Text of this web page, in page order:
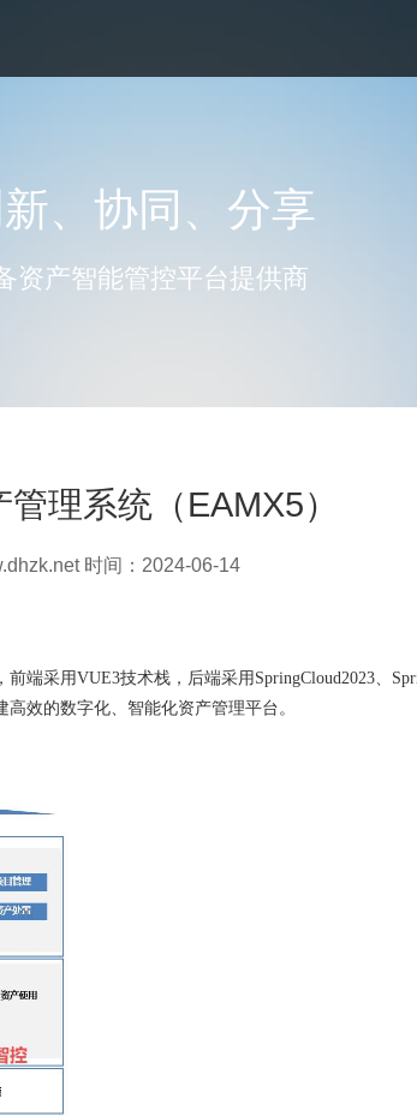
、协同、分享
资产智能管控平台提供商
理系统（EAMX5）
时间：2024-06-14
采用VUE3技术栈，后端采用SpringCloud2023、
效的数字化、智能化资产管理平台。